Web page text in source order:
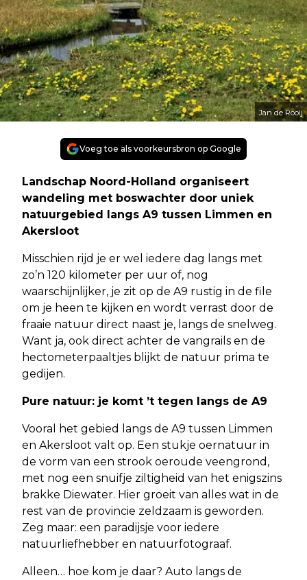
Jan de Rooij
Voeg toe als voorkeursbron op Google
Landschap Noord-Holland organiseert
wandeling met boswachter door uniek
natuurgebied langs A9 tussen Limmen en
Akersloot
Misschien rijd je er wel iedere dag langs met
zo’n 120 kilometer per uur of, nog
waarschijnlijker, je zit op de A9 rustig in de file
om je heen te kijken en wordt verrast door de
fraaie natuur direct naast je, langs de snelweg.
Want ja, ook direct achter de vangrails en de
hectometerpaaltjes blijkt de natuur prima te
gedijen.
Pure natuur: je komt ’t tegen langs de A9
Vooral het gebied langs de A9 tussen Limmen
en Akersloot valt op. Een stukje oernatuur in
de vorm van een strook oeroude veengrond,
met nog een snuifje ziltigheid van het enigszins
brakke Diewater. Hier groeit van alles wat in de
rest van de provincie zeldzaam is geworden.
Zeg maar: een paradijsje voor iedere
natuurliefhebber en natuurfotograaf.
Alleen… hoe kom je daar? Auto langs de